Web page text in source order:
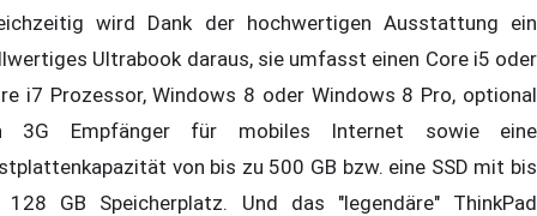
wird Dank der hochwertigen Ausstattung ein
Ultrabook daraus, sie umfasst einen Core i5 oder
i7 Prozessor, Windows 8 oder Windows 8 Pro, optional
3G Empfänger für mobiles Internet sowie eine
von bis zu 500 GB bzw. eine SSD mit bis
128 GB Speicherplatz. Und das "legendäre" ThinkPad